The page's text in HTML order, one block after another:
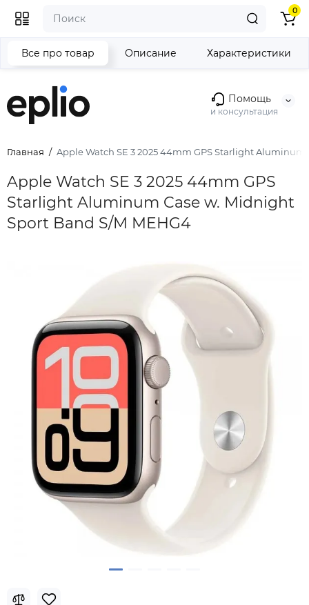
Помощь
и консультация
0
Главная Apple Watch SE 3 2025 44mm GPS Starlight
Apple Watch SE 3 2025 44mm GPS
Starlight Aluminum Case w. Midnight
Sport Band S/M MEHG4
Все про товар Описание Характеристики